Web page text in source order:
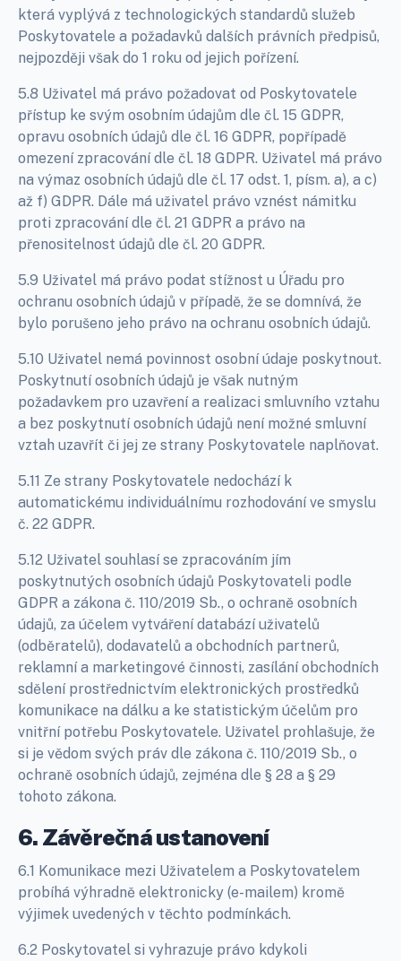
která vyplývá z technologických standardů služeb
Poskytovatele a požadavků dalších právních předpisů,
nejpozději však do 1 roku od jejich pořízení.
5.8 Uživatel má právo požadovat od Poskytovatele
přístup ke svým osobním údajům dle čl. 15 GDPR,
opravu osobních údajů dle čl. 16 GDPR, popřípadě
omezení zpracování dle čl. 18 GDPR. Uživatel má právo
na výmaz osobních údajů dle čl. 17 odst. 1, písm. a), a c)
až f) GDPR. Dále má uživatel právo vznést námitku
proti zpracování dle čl. 21 GDPR a právo na
přenositelnost údajů dle čl. 20 GDPR.
5.9 Uživatel má právo podat stížnost u Úřadu pro
ochranu osobních údajů v případě, že se domnívá, že
bylo porušeno jeho právo na ochranu osobních údajů.
5.10 Uživatel nemá povinnost osobní údaje poskytnout.
Poskytnutí osobních údajů je však nutným
požadavkem pro uzavření a realizaci smluvního vztahu
a bez poskytnutí osobních údajů není možné smluvní
vztah uzavřít či jej ze strany Poskytovatele naplňovat.
5.11 Ze strany Poskytovatele nedochází k
automatickému individuálnímu rozhodování ve smyslu
č. 22 GDPR.
5.12 Uživatel souhlasí se zpracováním jím
poskytnutých osobních údajů Poskytovateli podle
GDPR a zákona č. 110/2019 Sb., o ochraně osobních
údajů, za účelem vytváření databází uživatelů
(odběratelů), dodavatelů a obchodních partnerů,
reklamní a marketingové činnosti, zasílání obchodních
sdělení prostřednictvím elektronických prostředků
komunikace na dálku a ke statistickým účelům pro
vnitřní potřebu Poskytovatele. Uživatel prohlašuje, že
si je vědom svých práv dle zákona č. 110/2019 Sb., o
ochraně osobních údajů, zejména dle § 28 a § 29
tohoto zákona.
6. Závěrečná ustanovení
6.1 Komunikace mezi Uživatelem a Poskytovatelem
probíhá výhradně elektronicky (e-mailem) kromě
výjimek uvedených v těchto podmínkách.
6.2 Poskytovatel si vyhrazuje právo kdykoli